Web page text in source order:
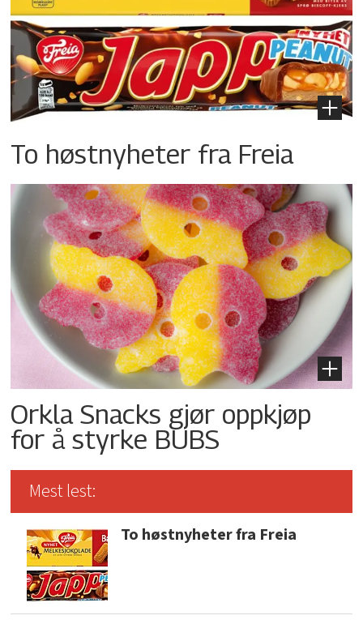
To høstnyheter fra Freia
Orkla Snacks gjør oppkjøp
for å styrke BUBS
Mest lest:
To høstnyheter fra Freia